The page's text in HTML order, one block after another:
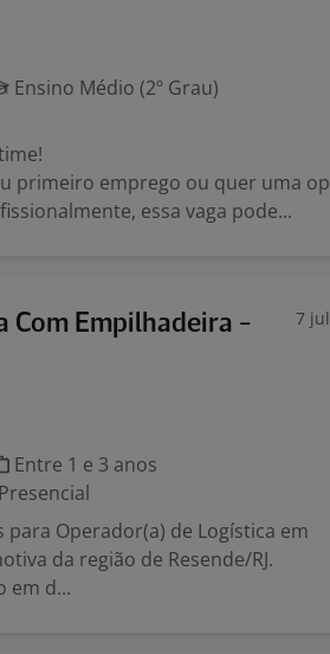
Ensino Médio (2º Grau)
primeiro emprego ou quer uma op
essa vaga pode...
Com Empilhadeira -
7 jul
Entre 1 e 3 anos
Presencial
Operador(a) de Logística em
da região de Resende/RJ.
em d...